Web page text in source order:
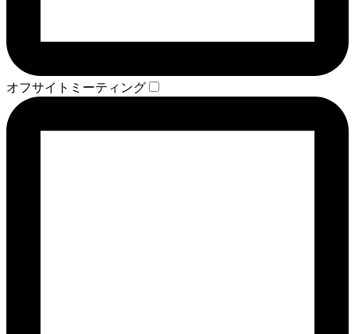
オフサイトミーティング